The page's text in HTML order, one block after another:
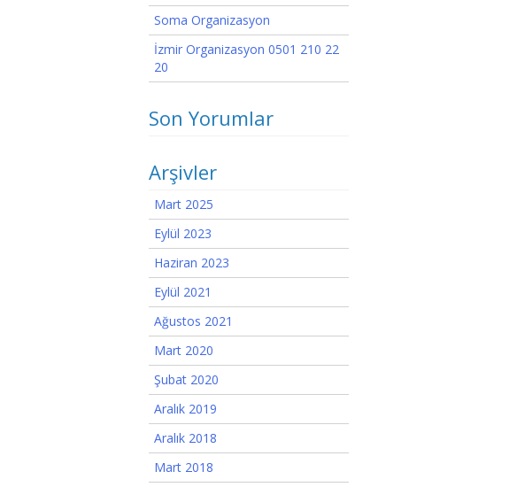
Soma Organizasyon
İzmir Organizasyon 0501 210 22
20
Son Yorumlar
Arşivler
Mart 2025
Eylül 2023
Haziran 2023
Eylül 2021
Ağustos 2021
Mart 2020
Şubat 2020
Aralık 2019
Aralık 2018
Mart 2018